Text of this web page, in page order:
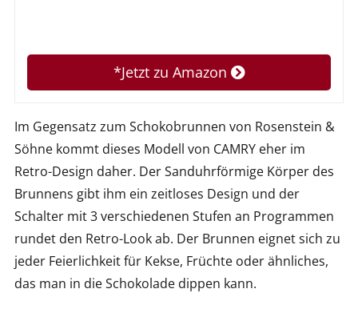
*Jetzt zu Amazon
Im Gegensatz zum Schokobrunnen von Rosenstein &
Söhne kommt dieses Modell von CAMRY eher im
Retro-Design daher. Der Sanduhrförmige Körper des
Brunnens gibt ihm ein zeitloses Design und der
Schalter mit 3 verschiedenen Stufen an Programmen
rundet den Retro-Look ab. Der Brunnen eignet sich zu
jeder Feierlichkeit für Kekse, Früchte oder ähnliches,
das man in die Schokolade dippen kann.